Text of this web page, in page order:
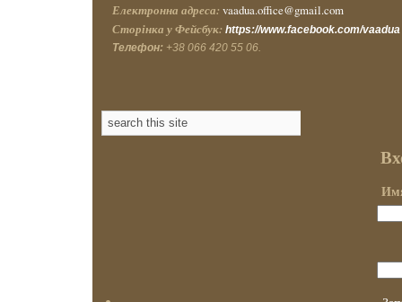
Електронна адреса: vaadua.office@gmail.com
Сторінка у Фейсбук: https://www.facebook.com/vaadua
Телефон: +38 066 420 55 06.